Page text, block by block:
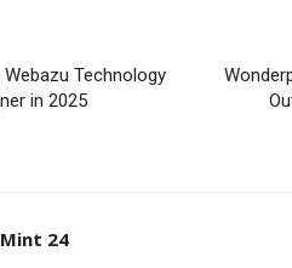
Webazu Technology
in 2025
24